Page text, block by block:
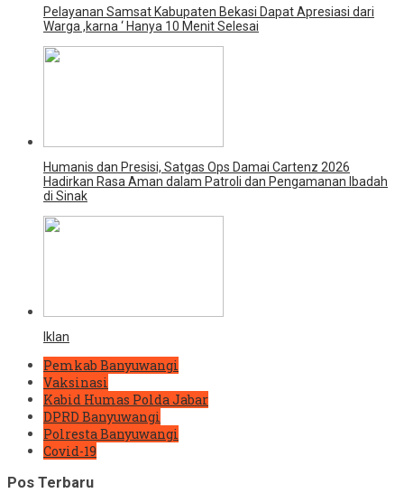
Pelayanan Samsat Kabupaten Bekasi Dapat Apresiasi dari
Warga ,karna ‘ Hanya 10 Menit Selesai
Humanis dan Presisi, Satgas Ops Damai Cartenz 2026
Hadirkan Rasa Aman dalam Patroli dan Pengamanan Ibadah
di Sinak
Iklan
Pemkab Banyuwangi
Vaksinasi
Kabid Humas Polda Jabar
DPRD Banyuwangi
Polresta Banyuwangi
Covid-19
Pos Terbaru